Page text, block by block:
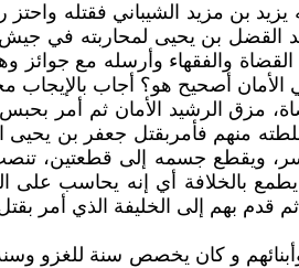
بن مزيد الشيباني فقتله
القضل بن يحيى لمحاربته في
والفقهاء وأرسله مع جوائز
أصحيح هو؟ أجاب بالإيجاب
مزق الرشيد الأمان ثم أمر
منهم فأمربقتل جعفر بن يحيى
جسر، ويقطع جسمه إلى قطعتين،
بهم إلى الخليفة الذي أمر
و كان يخصص سنة للغزو